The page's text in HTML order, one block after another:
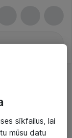
sīkfailus, lai
mūsu datu